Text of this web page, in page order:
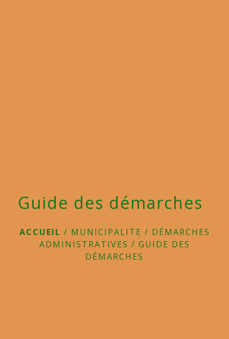
Guide des démarches
ACCUEIL / MUNICIPALITE / DÉMARCHES
ADMINISTRATIVES / GUIDE DES
DÉMARCHES